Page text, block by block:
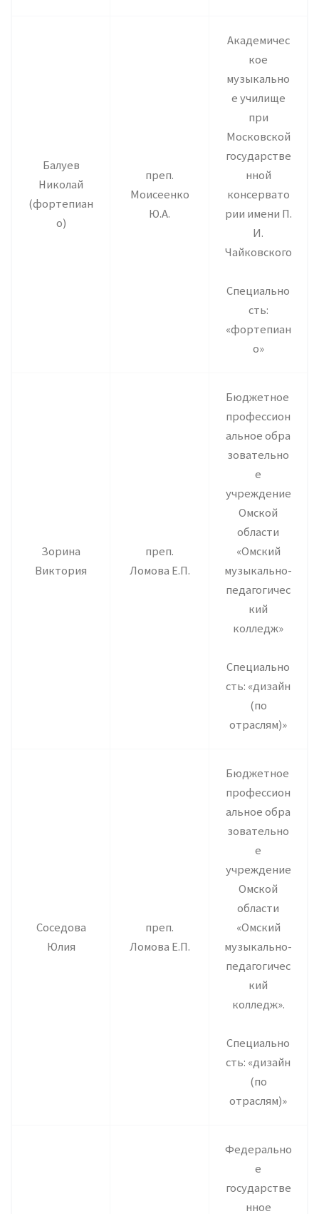
Балуев
Николай
(фортепиан
о)
преп.
Моисеенко
Ю.А.
Академичес
кое
музыкально
е училище
при
Московской
государстве
нной
консервато
рии имени П.
И.
Чайковского
Специально
сть:
«фортепиан
о»
Зорина
Виктория
преп.
Ломова Е.П.
Бюджетное
профессион
альное обра
зовательно
е
учреждение
Омской
области
«Омский
музыкально-
педагогичес
кий
колледж»
Специально
сть: «дизайн
(по
отраслям)»
Соседова
Юлия
преп.
Ломова Е.П.
Бюджетное
профессион
альное обра
зовательно
е
учреждение
Омской
области
«Омский
музыкально-
педагогичес
кий
колледж».
Специально
сть: «дизайн
(по
отраслям)»
Федерально
е
государстве
нное